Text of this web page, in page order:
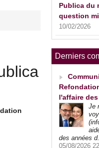
Publica du
question
10/02/2026
Derniers
l'affaire
Je
des années
05/08/2026